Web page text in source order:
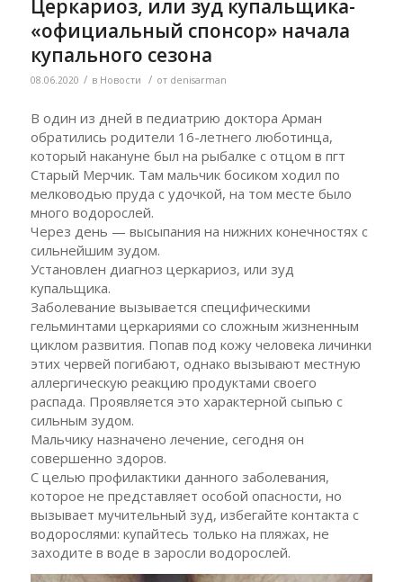
Церкариоз, или зуд купальщика-
«официальный спонсор» начала
купального сезона
08.06.2020 / в Новости / от denisarman
В один из дней в педиатрию доктора Арман
обратились родители 16-летнего люботинца,
который накануне был на рыбалке с отцом в пгт
Старый Мерчик. Там мальчик босиком ходил по
мелководью пруда с удочкой, на том месте было
много водорослей.
Через день — высыпания на нижних конечностях с
сильнейшим зудом.
Установлен диагноз церкариоз, или зуд
купальщика.
Заболевание вызывается специфическими
гельминтами церкариями со сложным жизненным
циклом развития. Попав под кожу человека личинки
этих червей погибают, однако вызывают местную
аллергическую реакцию продуктами своего
распада. Проявляется это характерной сыпью с
сильным зудом.
Мальчику назначено лечение, сегодня он
совершенно здоров.
С целью профилактики данного заболевания,
которое не представляет особой опасности, но
вызывает мучительный зуд, избегайте контакта с
водорослями: купайтесь только на пляжах, не
заходите в воде в заросли водорослей.